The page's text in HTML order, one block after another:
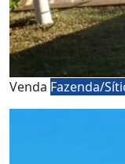
Venda Fazenda/